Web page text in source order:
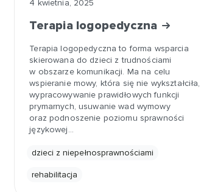
4 kwietnia, 2025
Terapia logopedyczna
Terapia logopedyczna to forma wsparcia
skierowana do dzieci z trudnościami
w obszarze komunikacji. Ma na celu
wspieranie mowy, która się nie wykształciła,
wypracowywanie prawidłowych funkcji
prymarnych, usuwanie wad wymowy
oraz podnoszenie poziomu sprawności
językowej…
dzieci z niepełnosprawnościami
rehabilitacja